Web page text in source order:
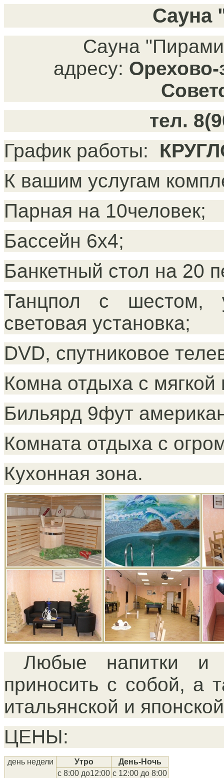
Сауна
Сауна
адресу: Орехово-
тел.
График работы:
К вашим услугам
Парная на 10человек;
Бассейн 6х4;
Банкетный стол на 20
Танцпол с шестом,
световая установка;
DVD, спутниковое
Комна отдыха с
Бильярд 9фут
Комната отдыха с
Кухонная зона.
Любые напитки и
приносить с собой, а
итальянской и
ЦЕНЫ:
день недели Утро
День-Ночь
с 8:00 до12:00 с 12:00 до 8:00